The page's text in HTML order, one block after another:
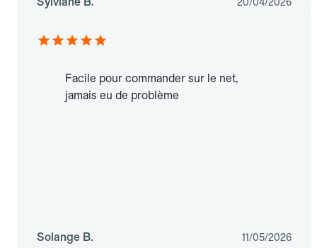
Facile pour commander sur le net,
jamais eu de problème
Solange B. 11/05/2026